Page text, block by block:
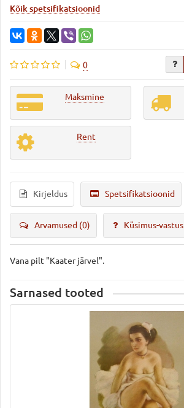
Kõik spetsifikatsioonid
0
Maksmine
Rent
Kirjeldus Spetsifikatsioonid
Arvamused (0) Küsimus-vastus
Vana pilt "Kaater järvel".
Sarnased tooted